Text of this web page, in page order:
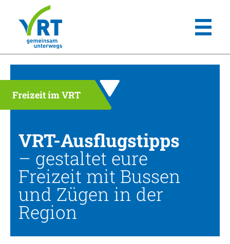
Freizeit im VRT
VRT-Ausflugstipps
– gestaltet eure
Freizeit mit Bussen
und Zügen in der
Region